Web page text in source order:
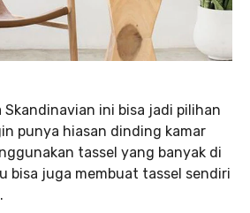
Skandinavian ini bisa jadi pilihan
punya hiasan dinding kamar
tassel yang banyak di
bisa juga membuat tassel sendiri